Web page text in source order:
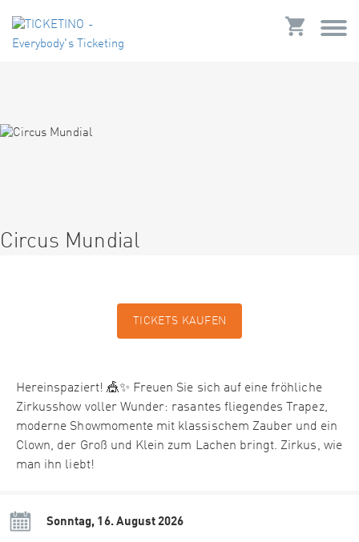
Circus Mundial
TICKETS KAUFEN
Hereinspaziert! 🎪✨ Freuen Sie sich auf eine fröhliche
Zirkusshow voller Wunder: rasantes fliegendes Trapez,
moderne Showmomente mit klassischem Zauber und ein
Clown, der Groß und Klein zum Lachen bringt. Zirkus, wie
man ihn liebt!
Sonntag, 16. August 2026